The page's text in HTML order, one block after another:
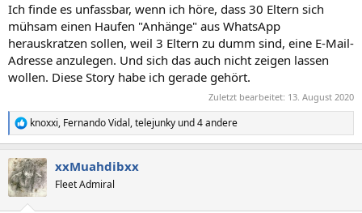
Ich finde es unfassbar, wenn ich höre, dass 30 Eltern sich
mühsam einen Haufen "Anhänge" aus WhatsApp
herauskratzen sollen, weil 3 Eltern zu dumm sind, eine E-Mail-
Adresse anzulegen. Und sich das auch nicht zeigen lassen
wollen. Diese Story habe ich gerade gehört.
Zuletzt bearbeitet: 13. August 2020
R
e
k
t
i
knoxxi, Fernando Vidal,telejunky und 4 andere
xxMuahdibxx
Fleet Admiral